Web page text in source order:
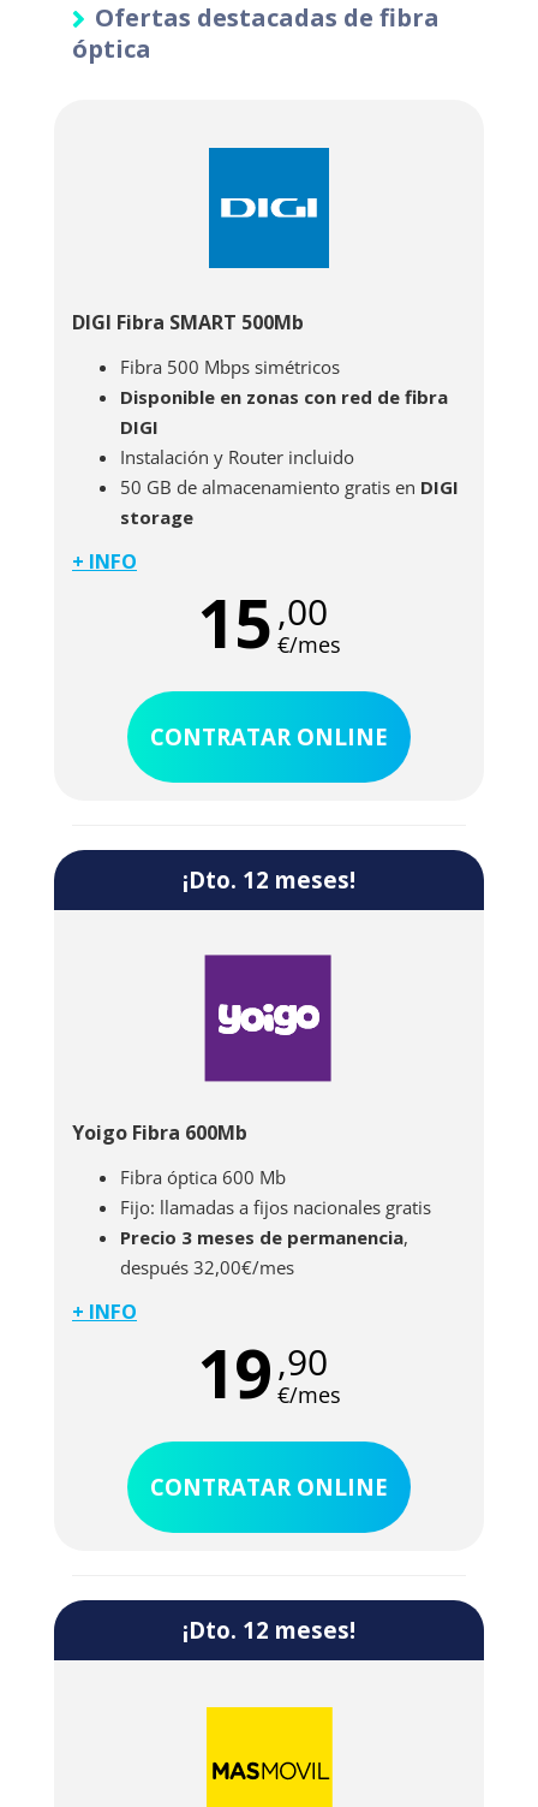
Ofertas destacadas de fibra
óptica
DIGI Fibra SMART 500Mb
Fibra 500 Mbps simétricos
Disponible en zonas con red de fibra
DIGI
Instalación y Router incluido
50 GB de almacenamiento gratis en DIGI
storage
El paquete básico con la fibra SMART de DIGI
está disponible para aquellos que residan
dentro de la zona de cobertura de la red de
una cuota muy reducida podrás disfrutar de
una potente conexión a Internet con 500 Mb
para navegar a toda velocidad. Esta oferta
incluye router y 50 GB de almacenamiento
+ INFO
15,00
€/mes
CONTRATAR ONLINE
¡Dto. 12 meses!
Yoigo Fibra 600Mb
Fibra óptica 600 Mb
Fijo: llamadas a fijos nacionales gratis
Precio 3 meses de permanencia,
después 32,00€/mes
La oferta más básica de fibra óptica de Yoigo
arranca con 300 Mb de velocidad para que
navegues lo que quieras y siempre a velocidad
llamadas infinitas a otros fijos nacionales. Y por
supuesto, sin pagar costes adicionales por el
alta de línea ni por la instalación.
+ INFO
19,90
€/mes
CONTRATAR ONLINE
¡Dto. 12 meses!